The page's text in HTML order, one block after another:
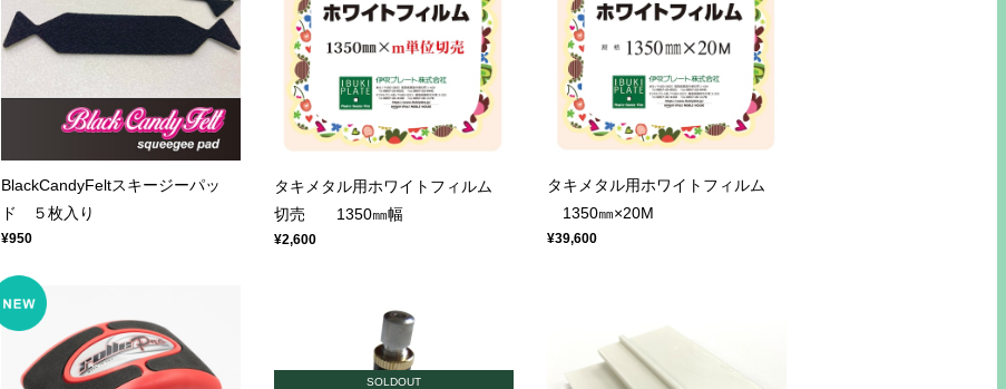
BlackCandyFeltスキージーパッ
ド ５枚入り
¥950
タキメタル用ホワイトフィルム
切売 1350㎜幅
¥2,600
タキメタル用ホワイトフィルム
1350㎜×20M
¥39,600
SOLDOUT